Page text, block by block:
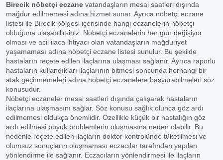
Birecik nöbetçi eczane vatandaşların mesai saatleri dışında
mağdur edilmemesi adına hizmet sunar. Ayrıca nöbetçi eczane
listesi ile Birecik bölgesi içerisinde hangi eczanelerin nöbetçi
olduğuna ulaşabilirsiniz. Nöbetçi eczanelerin her gün değişiyor
olması ve acil ilaca ihtiyacı olan vatandaşların mağduriyet
yaşamaması adına nöbetçi eczane listesi sunulur. Bu şekilde
hastaların reçete edilen ilaçlarına ulaşması sağlanır. Ayrıca raporlu
hastaların kullandıkları ilaçlarının bitmesi soncunda herhangi bir
atak geçirmemeleri adına nöbetçi eczanelere başvurabilmeleri söz
konusudur.
Nöbetçi eczaneler mesai saatleri dışında çalışarak hastaların
ilaçlarına ulaşmasını sağlar. Söz konusu sağlık olunca göz ardı
edilmemesi oldukça önemlidir. Özellikle küçük bir hastalığın göz
ardı edilmesi büyük problemlerin oluşmasına neden olabilir. Bu
nedenle reçete edilen ilaçların doktor kontrolünde tüketilmesi ve
olumsuz sonuçların oluşmaması eczacılar tarafından yapılan
yönlendirme ile sağlanır. Eczacıların yönlendirmesi ile ilaçların